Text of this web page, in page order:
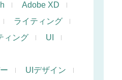
Adobe XD
ライティング
ィング
UI
UIデザイン